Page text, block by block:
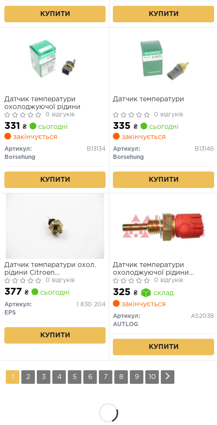
500L, 500X 1.6-2.2 10.95-
КУПИТИ
03.89-12.19
КУПИТИ
Датчик температури
охолоджуючої рідини
0 відгуків
331 ₴
сьогодні
закінчується
Артикул:
B13134
Borsehung
КУПИТИ
Датчик температури
0 відгуків
335 ₴
сьогодні
закінчується
Артикул:
B13146
Borsehung
КУПИТИ
Датчик температури охол.
рідини Citroen
Berlingo/Jumper/Jumpy 1.8-
2.5TD 94-02
0 відгуків
377 ₴ сьогодні
Артикул:
1 830 204
EPS
КУПИТИ
Датчик температури
охолоджуючої рідини
Nissan, Opel, Renault, Ford
0 відгуків
325 ₴
склад
закінчується
Артикул:
AS2038
AUTLOG
КУПИТИ
1 2 3 4 5 6 7 8 9 10